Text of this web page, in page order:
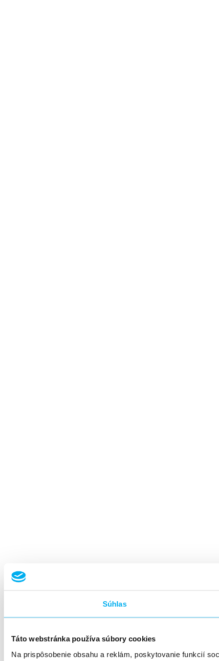
Súhlas
Táto webstránka používa súbory cookies
Na prispôsobenie obsahu a reklám, poskytovanie funkcií